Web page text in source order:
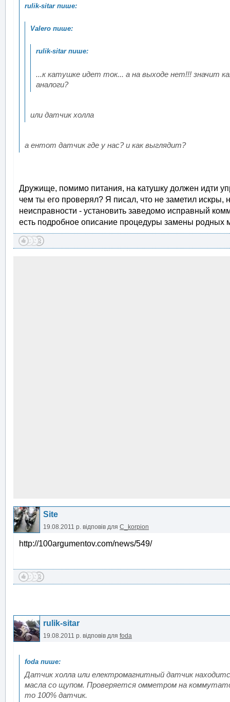
...к катушке идет ток... а на выходе нет!!! значит
аналоги?
или датчик холла
а ентот датчик где у нас? и как выглядит?
Дружище, помимо питания, на катушку должен идти
чем ты его проверял? Я писал, что не заметил
неисправности - установить заведомо исправный
есть подробное описание процедуры замены родных
Site
19.08.2011 р. відповів для C_korpion
http://100argumentov.com/news/549/
rulik-sitar
19.08.2011 р. відповів для foda
Датчик холла или електромагнитный датчик
масла со щупом. Проверяется омметром на
то 100% датчик.